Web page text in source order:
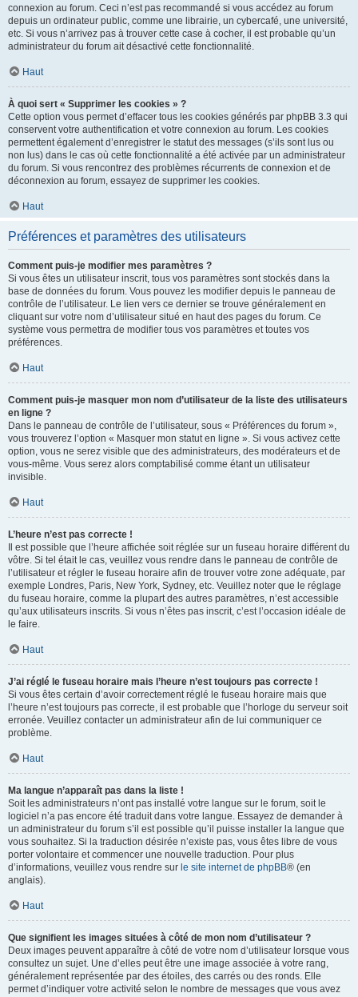
connexion au forum. Ceci n’est pas recommandé si vous accédez au forum
depuis un ordinateur public, comme une librairie, un cybercafé, une université,
etc. Si vous n’arrivez pas à trouver cette case à cocher, il est probable qu’un
administrateur du forum ait désactivé cette fonctionnalité.
Haut
À quoi sert « Supprimer les cookies » ?
Cette option vous permet d’effacer tous les cookies générés par phpBB 3.3 qui
conservent votre authentification et votre connexion au forum. Les cookies
permettent également d’enregistrer le statut des messages (s’ils sont lus ou
non lus) dans le cas où cette fonctionnalité a été activée par un administrateur
du forum. Si vous rencontrez des problèmes récurrents de connexion et de
déconnexion au forum, essayez de supprimer les cookies.
Haut
Préférences et paramètres des utilisateurs
Comment puis-je modifier mes paramètres ?
Si vous êtes un utilisateur inscrit, tous vos paramètres sont stockés dans la
base de données du forum. Vous pouvez les modifier depuis le panneau de
contrôle de l’utilisateur. Le lien vers ce dernier se trouve généralement en
cliquant sur votre nom d’utilisateur situé en haut des pages du forum. Ce
système vous permettra de modifier tous vos paramètres et toutes vos
préférences.
Haut
Comment puis-je masquer mon nom d’utilisateur de la liste des utilisateurs
en ligne ?
Dans le panneau de contrôle de l’utilisateur, sous « Préférences du forum »,
vous trouverez l’option « Masquer mon statut en ligne ». Si vous activez cette
option, vous ne serez visible que des administrateurs, des modérateurs et de
vous-même. Vous serez alors comptabilisé comme étant un utilisateur
invisible.
Haut
L’heure n’est pas correcte !
Il est possible que l’heure affichée soit réglée sur un fuseau horaire différent du
vôtre. Si tel était le cas, veuillez vous rendre dans le panneau de contrôle de
l’utilisateur et régler le fuseau horaire afin de trouver votre zone adéquate, par
exemple Londres, Paris, New York, Sydney, etc. Veuillez noter que le réglage
du fuseau horaire, comme la plupart des autres paramètres, n’est accessible
qu’aux utilisateurs inscrits. Si vous n’êtes pas inscrit, c’est l’occasion idéale de
le faire.
Haut
J’ai réglé le fuseau horaire mais l’heure n’est toujours pas correcte !
Si vous êtes certain d’avoir correctement réglé le fuseau horaire mais que
l’heure n’est toujours pas correcte, il est probable que l’horloge du serveur soit
erronée. Veuillez contacter un administrateur afin de lui communiquer ce
problème.
Haut
Ma langue n’apparaît pas dans la liste !
Soit les administrateurs n’ont pas installé votre langue sur le forum, soit le
logiciel n’a pas encore été traduit dans votre langue. Essayez de demander à
un administrateur du forum s’il est possible qu’il puisse installer la langue que
vous souhaitez. Si la traduction désirée n’existe pas, vous êtes libre de vous
porter volontaire et commencer une nouvelle traduction. Pour plus
d’informations, veuillez vous rendre sur le site internet de phpBB® (en
anglais).
Haut
Que signifient les images situées à côté de mon nom d’utilisateur ?
Deux images peuvent apparaître à côté de votre nom d’utilisateur lorsque vous
consultez un sujet. Une d’elles peut être une image associée à votre rang,
généralement représentée par des étoiles, des carrés ou des ronds. Elle
permet d’indiquer votre activité selon le nombre de messages que vous avez